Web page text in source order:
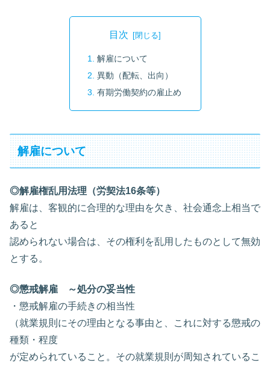
目次
解雇について
異動（配転、出向）
有期労働契約の雇止め
解雇について
◎解雇権乱用法理（労契法16条等）
解雇は、客観的に合理的な理由を欠き、社会通念上相当で
あると
認められない場合は、その権利を乱用したものとして無効
とする。
◎懲戒解雇 ～処分の妥当性
・懲戒解雇の手続きの相当性
（就業規則にその理由となる事由と、これに対する懲戒の
種類・程度
が定められていること。その就業規則が周知されているこ